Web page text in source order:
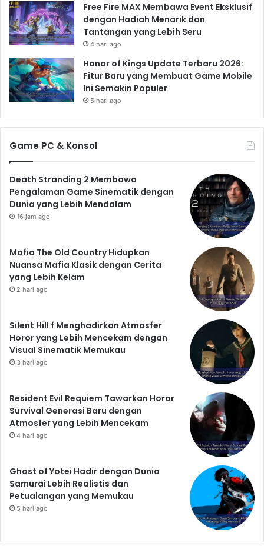
Free Fire MAX Membawa Event Eksklusif
dengan Hadiah Menarik dan
Tantangan yang Lebih Seru
4 hari ago
Honor of Kings Update Terbaru 2026:
Fitur Baru yang Membuat Game Mobile
Ini Semakin Populer
5 hari ago
Game PC & Konsol
Death Stranding 2 Membawa
Pengalaman Game Sinematik dengan
Dunia yang Lebih Mendalam
16 jam ago
Mafia The Old Country Hidupkan
Nuansa Mafia Klasik dengan Cerita
yang Lebih Kelam
2 hari ago
Silent Hill f Menghadirkan Atmosfer
Horor yang Lebih Mencekam dengan
Visual Sinematik Memukau
3 hari ago
Resident Evil Requiem Tawarkan Horor
Survival Generasi Baru dengan
Atmosfer yang Lebih Mencekam
4 hari ago
Ghost of Yotei Hadir dengan Dunia
Samurai Lebih Realistis dan
Petualangan yang Memukau
5 hari ago